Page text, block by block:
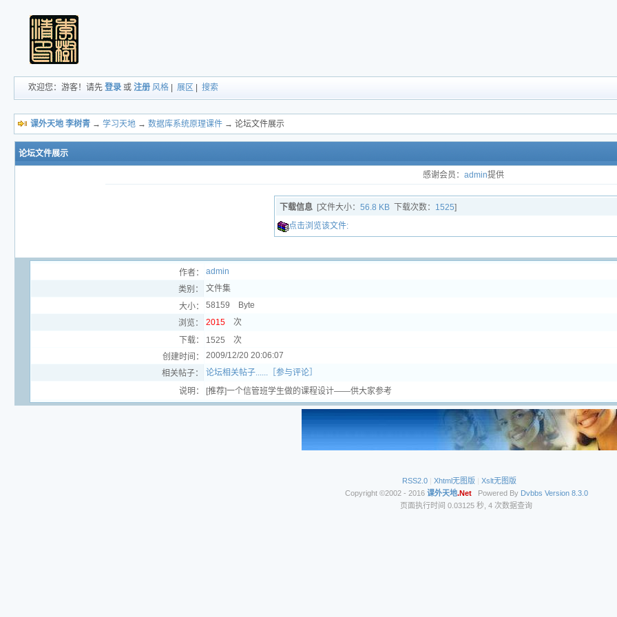
欢迎您：游客！请先登录 或注册 风格 |展区 |搜索
课外天地 李树青 →学习天地 →数据库系统原理课件 → 论坛文件展示
论坛文件展示
感谢会员： admin提供
下载信息 [文件大小： 56.8 KB 下载次数： 1525]
点击浏览该文件:
作者：
admin
类别：
文件集
大小：
58159 Byte
浏览：
2015 次
下载：
1525 次
创建时间：
2009/12/20 20:06:07
相关帖子：
论坛相关帖子......［参与评论］
说明：
[推荐]一个信管班学生做的课程设计——供大家参考
RSS2.0 | Xhtml无图版 | Xslt无图版
Copyright ©2002 - 2016 课外天地.NetPowered By Dvbbs Version 8.3.0
页面执行时间 0.03125 秒, 4 次数据查询